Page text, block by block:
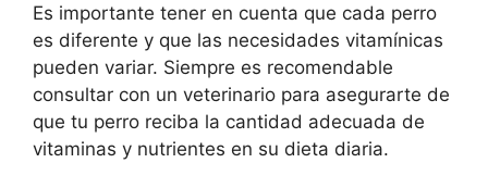
Es importante tener en cuenta que cada perro
es diferente y que las necesidades vitamínicas
pueden variar. Siempre es recomendable
consultar con un veterinario para asegurarte de
que tu perro reciba la cantidad adecuada de
vitaminas y nutrientes en su dieta diaria.